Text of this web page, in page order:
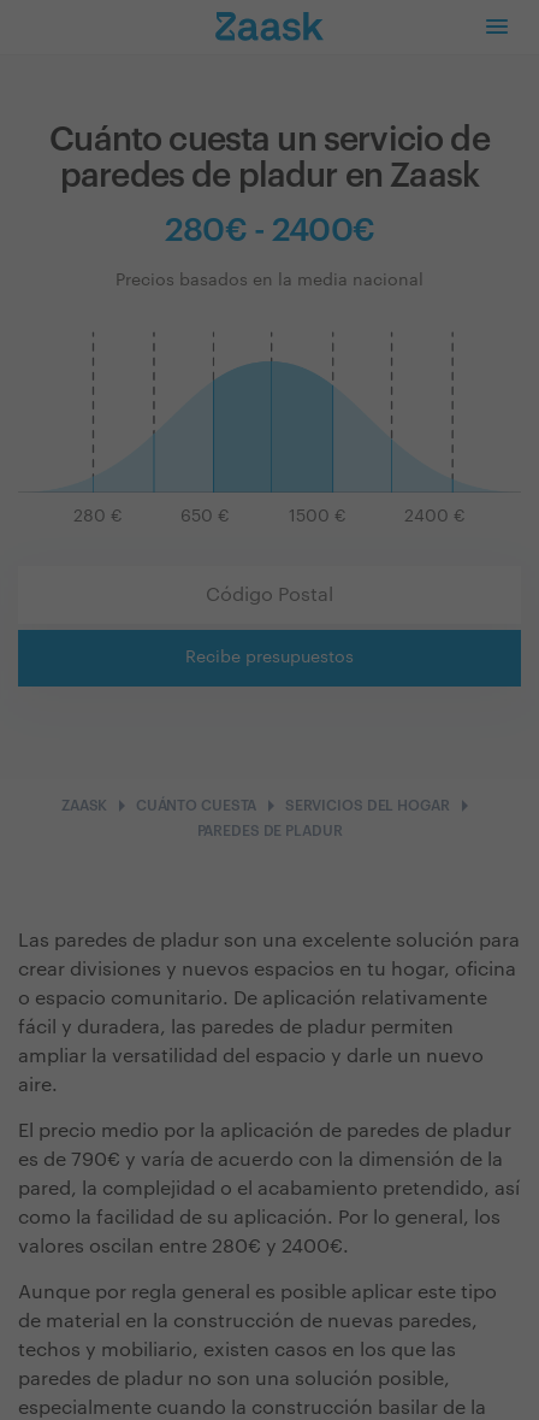
Cuánto cuesta un servicio de
paredes de pladur en Zaask
280€ - 2400€
Precios basados en la media nacional
280 € 650 € 1500 € 2400 €
Recibe presupuestos
ZAASK arrow_right CUÁNTO CUESTA arrow_right SERVICIOS DEL HOGAR arrow_right
PAREDES DE PLADUR
Las paredes de pladur son una excelente solución para
crear divisiones y nuevos espacios en tu hogar, oficina
o espacio comunitario. De aplicación relativamente
fácil y duradera, las paredes de pladur permiten
ampliar la versatilidad del espacio y darle un nuevo
aire.
El precio medio por la aplicación de paredes de pladur
es de 790€ y varía de acuerdo con la dimensión de la
pared, la complejidad o el acabamiento pretendido, así
como la facilidad de su aplicación. Por lo general, los
valores oscilan entre 280€ y 2400€.
Aunque por regla general es posible aplicar este tipo
de material en la construcción de nuevas paredes,
techos y mobiliario, existen casos en los que las
paredes de pladur no son una solución posible,
especialmente cuando la construcción basilar de la